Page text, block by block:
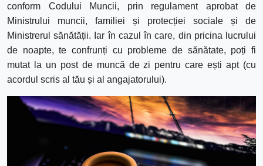
conform Codului Muncii, prin regulament aprobat de
Ministrului muncii, familiei și protecției sociale și de
Ministrerul sănătății. Iar în cazul în care, din pricina lucrului
de noapte, te confrunți cu probleme de sănătate, poți fi
mutat la un post de muncă de zi pentru care ești apt (cu
acordul scris al tău și al angajatorului).